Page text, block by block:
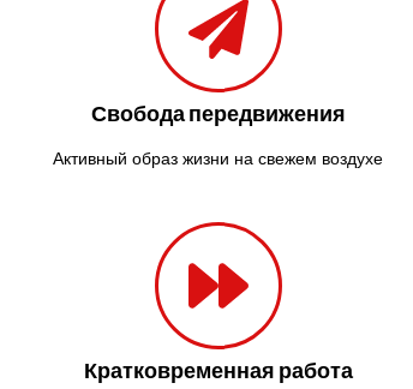
Свобода передвижения
Активный образ жизни на свежем воздухе
Кратковременная работа